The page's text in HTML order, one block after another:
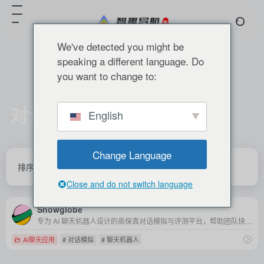
对话模拟
排序 发布 更新 浏览 点赞
Snowglobe
AI聊天应用 # 对话模拟 # 聊天机器人
We've detected you might be
speaking a different language. Do
you want to change to:
English
Change Language
Close and do not switch language